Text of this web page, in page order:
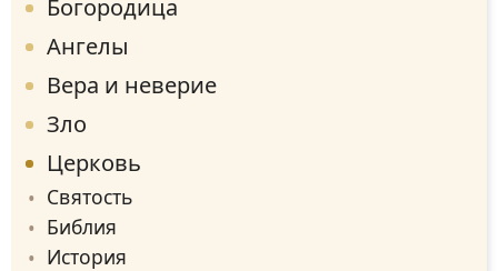
Богородица
Ангелы
Вера и неверие
Зло
Церковь
Святость
Библия
История